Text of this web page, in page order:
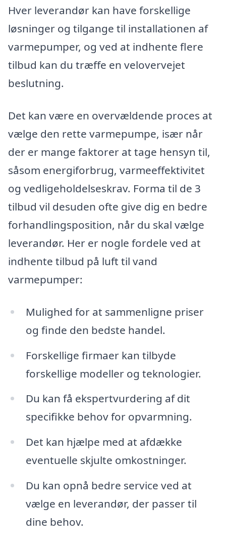
Hver leverandør kan have forskellige
løsninger og tilgange til installationen af
varmepumper, og ved at indhente flere
tilbud kan du træffe en velovervejet
beslutning.
Det kan være en overvældende proces at
vælge den rette varmepumpe, især når
der er mange faktorer at tage hensyn til,
såsom energiforbrug, varmeeffektivitet
og vedligeholdelseskrav. Forma til de 3
tilbud vil desuden ofte give dig en bedre
forhandlingsposition, når du skal vælge
leverandør. Her er nogle fordele ved at
indhente tilbud på luft til vand
varmepumper:
Mulighed for at sammenligne priser
og finde den bedste handel.
Forskellige firmaer kan tilbyde
forskellige modeller og teknologier.
Du kan få ekspertvurdering af dit
specifikke behov for opvarmning.
Det kan hjælpe med at afdække
eventuelle skjulte omkostninger.
Du kan opnå bedre service ved at
vælge en leverandør, der passer til
dine behov.